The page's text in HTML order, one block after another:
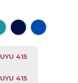
UYU 415
UYU 415